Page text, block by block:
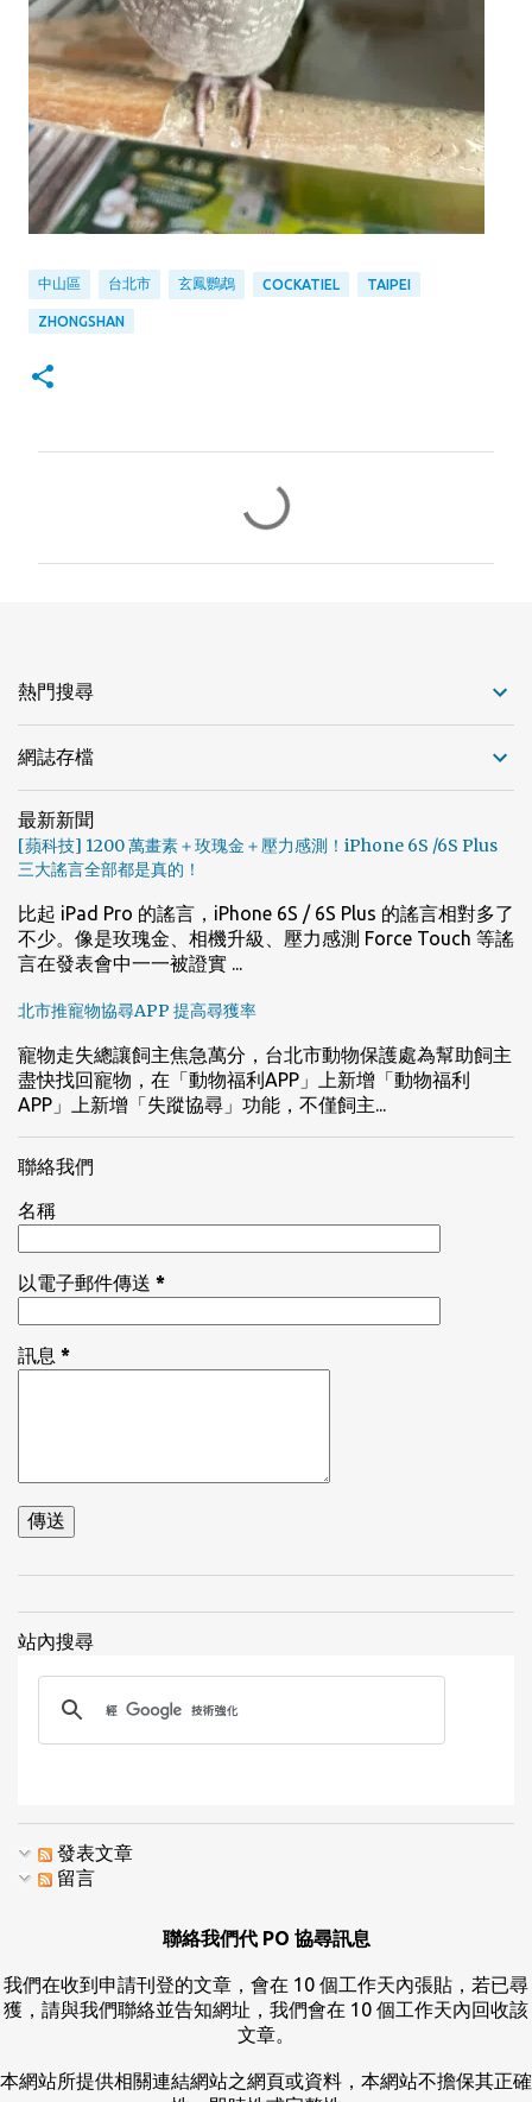
中山區 台北市 玄鳳鸚鵡 COCKATIEL TAIPEI
ZHONGSHAN
熱門搜尋
網誌存檔
最新新聞
[蘋科技] 1200 萬畫素＋玫瑰金＋壓力感測！iPhone 6S /6S Plus
三大謠言全部都是真的！
比起 iPad Pro 的謠言，iPhone 6S / 6S Plus 的謠言相對多了
不少。像是玫瑰金、相機升級、壓力感測 Force Touch 等謠
言在發表會中一一被證實 ...
北市推寵物協尋APP 提高尋獲率
寵物走失總讓飼主焦急萬分，台北市動物保護處為幫助飼主
盡快找回寵物，在「動物福利APP」上新增「動物福利
APP」上新增「失蹤協尋」功能，不僅飼主...
聯絡我們
名稱
以電子郵件傳送 *
訊息 *
站內搜尋
發表文章
留言
聯絡我們代 PO 協尋訊息
我們在收到申請刊登的文章，會在 10 個工作天內張貼，若已尋
獲，請與我們聯絡並告知網址，我們會在 10 個工作天內回收該
文章。
本網站所提供相關連結網站之網頁或資料，本網站不擔保其正確